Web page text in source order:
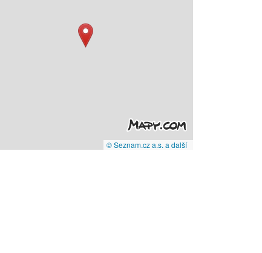
© Seznam.cz a.s. a další